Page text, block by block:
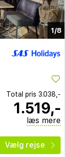
1/8
Total pris 3.038,-
1.519,-
læs mere
Vælg rejse